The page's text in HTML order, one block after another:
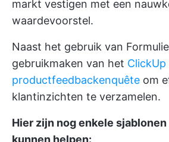
markt vestigen met een
waardevoorstel.
Naast het gebruik van
gebruikmaken van het
productfeedbackenquête om
klantinzichten te verzamelen.
Hier zijn nog enkele